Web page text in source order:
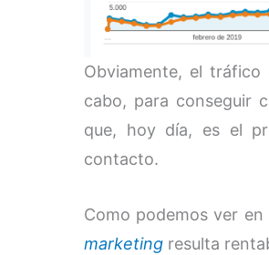
Obviamente, el
cabo, para conseguir
que, hoy día, es el
contacto.
Como podemos ver
marketing resulta